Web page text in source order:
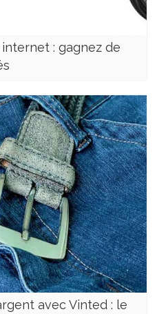
: gagnez de
avec Vinted : le